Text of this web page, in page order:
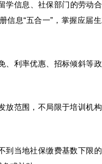
信息、社保部门的劳动
信息“五合一”，掌握应届
、利率优惠、招标倾斜等
放范围，不局限于培训机
到当地社保缴费基数下限